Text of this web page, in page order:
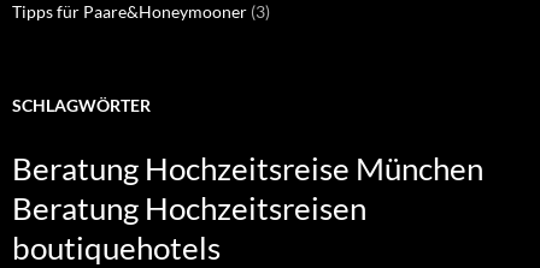
Tipps für Paare&Honeymooner (3)
SCHLAGWÖRTER
Beratung Hochzeitsreise München
Beratung Hochzeitsreisen
boutiquehotels